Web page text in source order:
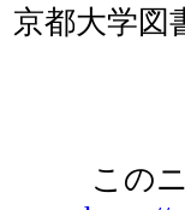
京都大学図
この